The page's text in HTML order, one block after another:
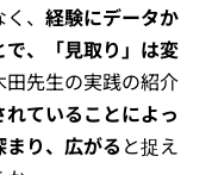
、 経験にデータか
、「見取り」は変
先生の実践の紹介
ていることによっ
り、広がる と捉え